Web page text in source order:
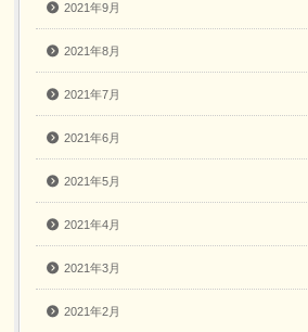
2021年9月
2021年8月
2021年7月
2021年6月
2021年5月
2021年4月
2021年3月
2021年2月